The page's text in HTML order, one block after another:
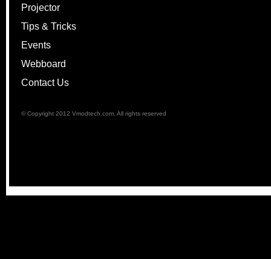
Projector
Tips & Tricks
Events
Webboard
Contact Us
© Copyright 2012 Vmodtech.com. All rights reserved